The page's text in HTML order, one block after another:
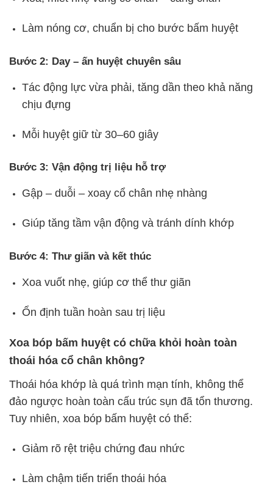
Làm nóng cơ, chuẩn bị cho bước bấm huyệt
Bước 2: Day – ấn huyệt chuyên sâu
Tác động lực vừa phải, tăng dần theo khả năng
chịu đựng
Mỗi huyệt giữ từ 30–60 giây
Bước 3: Vận động trị liệu hỗ trợ
Gập – duỗi – xoay cổ chân nhẹ nhàng
Giúp tăng tầm vận động và tránh dính khớp
Bước 4: Thư giãn và kết thúc
Xoa vuốt nhẹ, giúp cơ thể thư giãn
Ổn định tuần hoàn sau trị liệu
Xoa bóp bấm huyệt có chữa khỏi hoàn toàn
thoái hóa cổ chân không?
Thoái hóa khớp là quá trình mạn tính, không thể
đảo ngược hoàn toàn cấu trúc sụn đã tổn thương.
Tuy nhiên, xoa bóp bấm huyệt có thể:
Giảm rõ rệt triệu chứng đau nhức
Làm chậm tiến triển thoái hóa